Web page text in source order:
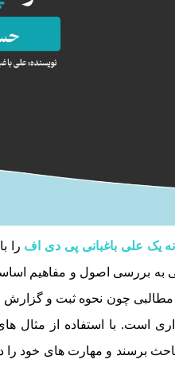
را
به بررسی اصول و مفاهیم
چون نحوه ثبت و گزارش
است. با استفاده از مثال‌
برسند و مهارت‌ های خود را